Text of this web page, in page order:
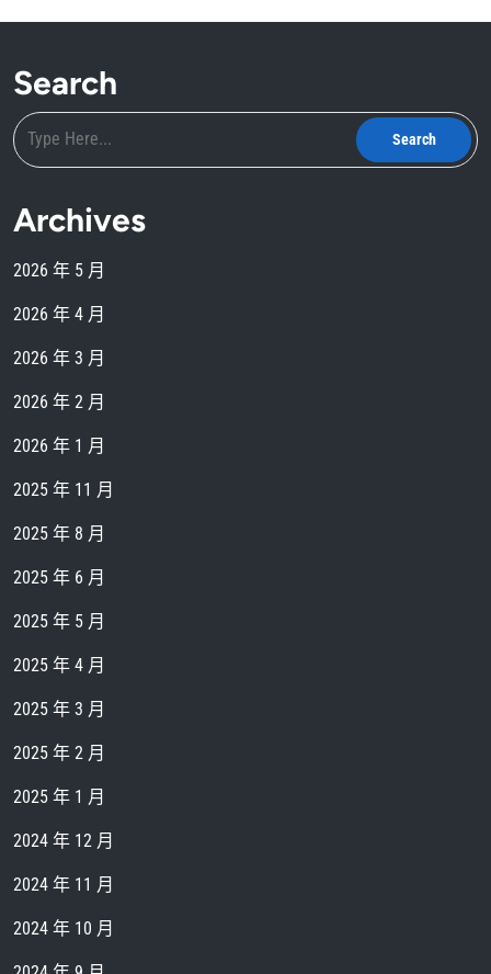
Search
Archives
2026 年 5 月
2026 年 4 月
2026 年 3 月
2026 年 2 月
2026 年 1 月
2025 年 11 月
2025 年 8 月
2025 年 6 月
2025 年 5 月
2025 年 4 月
2025 年 3 月
2025 年 2 月
2025 年 1 月
2024 年 12 月
2024 年 11 月
2024 年 10 月